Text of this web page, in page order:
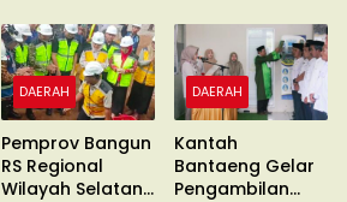
Muhammadiyah
Unras
DAERAH
Pemprov Bangun
RS Regional
Wilayah Selatan
DAERAH
Kantah
Bantaeng Gelar
Pengambilan